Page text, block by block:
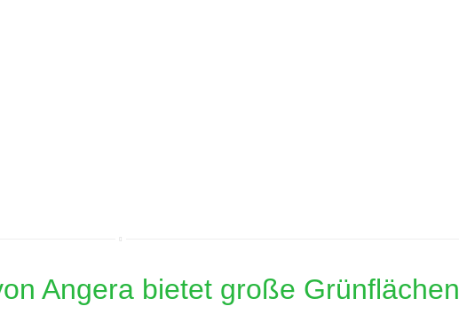
Angera bietet große Grünflächen